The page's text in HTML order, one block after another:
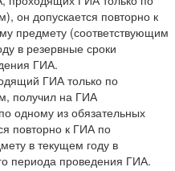
он допускается повторно к
предмету (соответствующим
в резервные сроки
ГИА.
ГИА только по
получил на ГИА
одному из обязательных
повторно к ГИА по
в текущем году в
периода проведения ГИА.